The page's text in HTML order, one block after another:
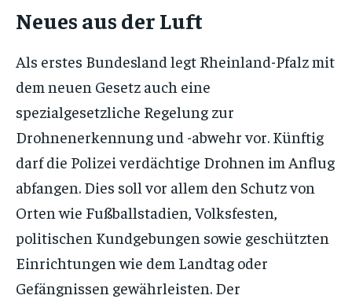
Neues aus der Luft
Als erstes Bundesland legt Rheinland-Pfalz mit
dem neuen Gesetz auch eine
spezialgesetzliche Regelung zur
Drohnenerkennung und -abwehr vor. Künftig
darf die Polizei verdächtige Drohnen im Anflug
abfangen. Dies soll vor allem den Schutz von
Orten wie Fußballstadien, Volksfesten,
politischen Kundgebungen sowie geschützten
Einrichtungen wie dem Landtag oder
Gefängnissen gewährleisten. Der